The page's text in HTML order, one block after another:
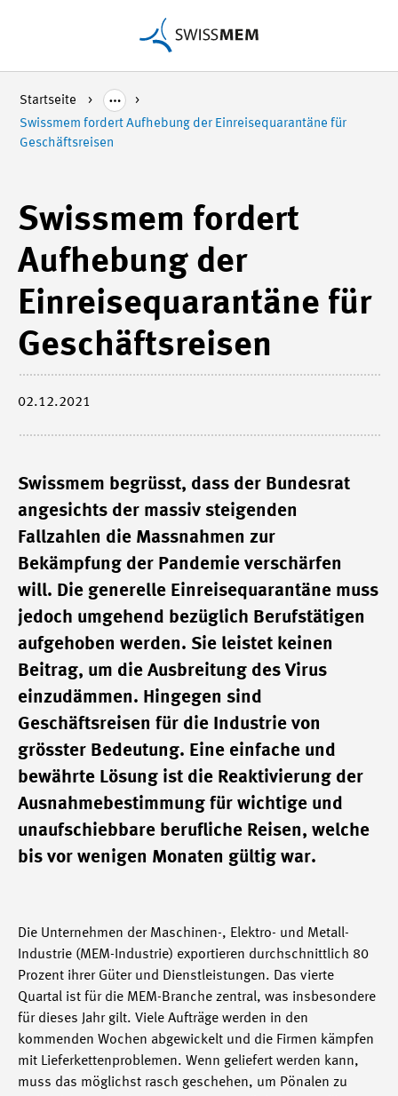
Startseite
Swissmem fordert Aufhebung der Einreisequarantäne für
Geschäftsreisen
Swissmem fordert
Aufhebung der
Einreisequarantäne für
Geschäftsreisen
02.12.2021
Swissmem begrüsst, dass der Bundesrat
angesichts der massiv steigenden
Fallzahlen die Massnahmen zur
Bekämpfung der Pandemie verschärfen
will. Die generelle Einreisequarantäne muss
jedoch umgehend bezüglich Berufstätigen
aufgehoben werden. Sie leistet keinen
Beitrag, um die Ausbreitung des Virus
einzudämmen. Hingegen sind
Geschäftsreisen für die Industrie von
grösster Bedeutung. Eine einfache und
bewährte Lösung ist die Reaktivierung der
Ausnahmebestimmung für wichtige und
unaufschiebbare berufliche Reisen, welche
bis vor wenigen Monaten gültig war.
Die Unternehmen der Maschinen-, Elektro- und Metall-
Industrie (MEM-Industrie) exportieren durchschnittlich 80
Prozent ihrer Güter und Dienstleistungen. Das vierte
Quartal ist für die MEM-Branche zentral, was insbesondere
für dieses Jahr gilt. Viele Aufträge werden in den
kommenden Wochen abgewickelt und die Firmen kämpfen
mit Lieferkettenproblemen. Wenn geliefert werden kann,
muss das möglichst rasch geschehen, um Pönalen zu